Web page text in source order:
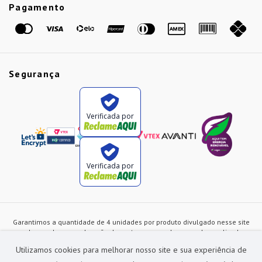
Utilizamos cookies para melhorar nosso site e sua experiência de
Pagamento
Segurança
Verificada por
Verificada por
Garantimos a quantidade de 4 unidades por produto divulgado nesse site
ou de acordo com a duração dos estoques, sendo as vendas realizadas
alterados a qualquer instante sem prévia comunicação e são exclusivos